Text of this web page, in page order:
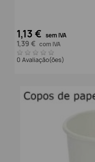
1,13 € sem IVA
1,39 € com IVA
0 Avaliação(ões)